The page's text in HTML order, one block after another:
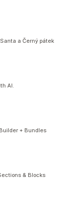
a Černý pátek
AI.
+ Bundles
& Blocks